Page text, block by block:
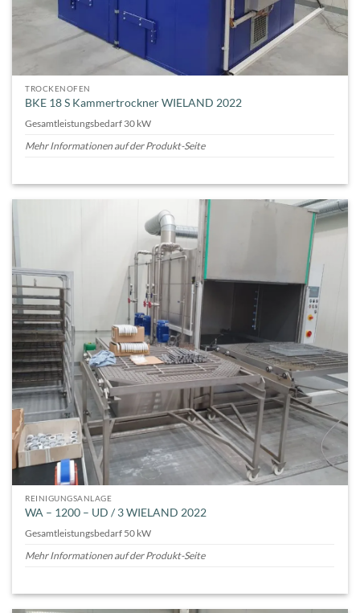
TROCKENOFEN
BKE 18 S Kammertrockner WIELAND 2022
Gesamtleistungsbedarf 30 kW
Mehr Informationen auf der Produkt-Seite
REINIGUNGSANLAGE
WA – 1200 – UD / 3 WIELAND 2022
Gesamtleistungsbedarf 50 kW
Mehr Informationen auf der Produkt-Seite